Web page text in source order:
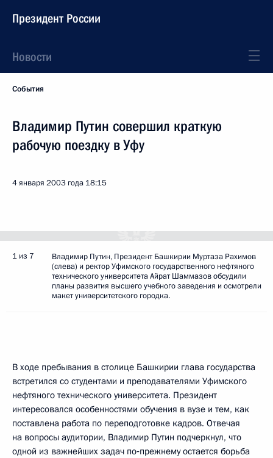
Президент России
Новости
События
Владимир Путин совершил краткую
рабочую поездку в Уфу
4 января 2003 года 18:15
1 из 7
Владимир Путин, Президент Башкирии Муртаза Рахимов
(слева) и ректор Уфимского государственного нефтяного
технического университета Айрат Шаммазов обсудили
планы развития высшего учебного заведения и осмотрели
макет университетского городка.
В ходе пребывания в столице Башкирии глава государства
встретился со студентами и преподавателями Уфимского
нефтяного технического университета. Президент
интересовался особенностями обучения в вузе и тем, как
поставлена работа по переподготовке кадров. Отвечая
на вопросы аудитории, Владимир Путин подчеркнул, что
одной из важнейших задач по‑прежнему остается борьба